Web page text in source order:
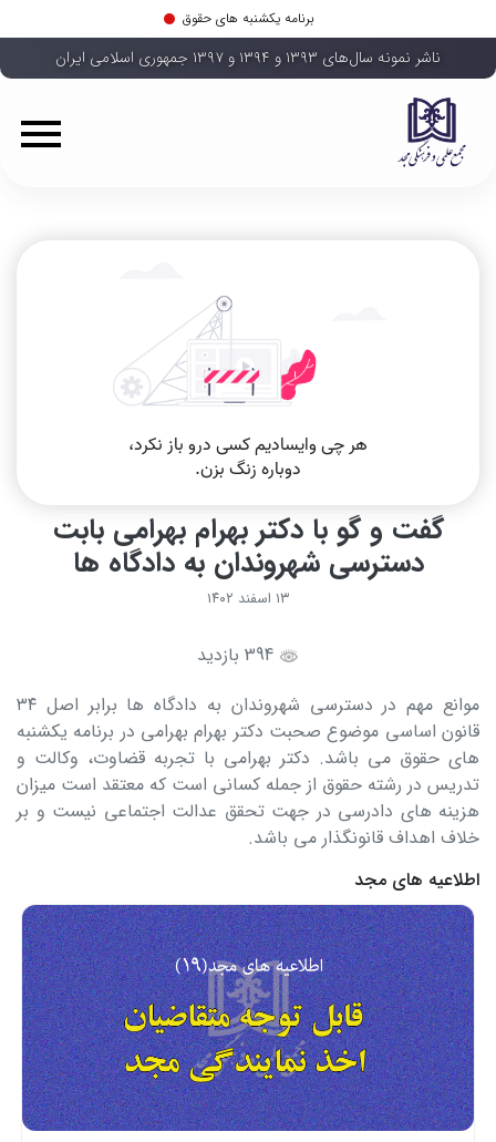
برنامه یکشنبه های حقوق
ناشر نمونه سال‌های ۱۳۹۳ و ۱۳۹۴ و ۱۳۹۷ جمهوری اسلامی ایران
گفت و گو با دکتر بهرام بهرامی بابت
دسترسی شهروندان به دادگاه ها
۱۳ اسفند ۱۴۰۲
موانع مهم در دسترسی شهروندان به دادگاه ها برابر اصل ۳۴
قانون اساسی موضوع صحبت دکتر بهرام بهرامی در برنامه یکشنبه
های حقوق می باشد. دکتر بهرامی با تجربه قضاوت، وکالت و
تدریس در رشته حقوق از جمله کسانی است که معتقد است میزان
هزینه های دادرسی در جهت تحقق عدالت اجتماعی نیست و بر
خلاف اهداف قانونگذار می باشد.
اطلاعیه های مجد